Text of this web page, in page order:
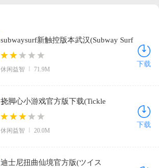
subwaysurf新触控版本武汉(Subway Surf
LasVegas)v1.105.0 官方版
休闲益智 71.9M
下载
挠脚心小游戏官方版下载(Tickle
Kuri)v1.0 最新版
休闲益智 20.0M
下载
迪士尼扭曲仙境官方版(ツイス